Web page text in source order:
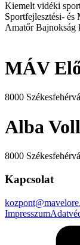
Kiemelt vidéki
Sportfejlesztési- és
Amatőr
MÁV
8000
Alba
8000
Kapcsolat
Impresszum